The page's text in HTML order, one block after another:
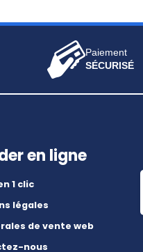
Paiement
SÉCURISÉ
en ligne
1 clic
légales
de vente web
nous